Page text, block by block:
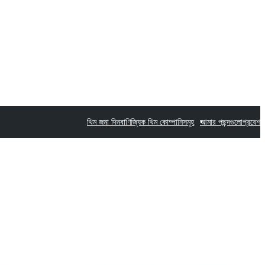
থিম জমা দিনবাণিজ্যিক থিম কোম্পানিসমূহ আমার পছন্দগুলোপ্রবেশ